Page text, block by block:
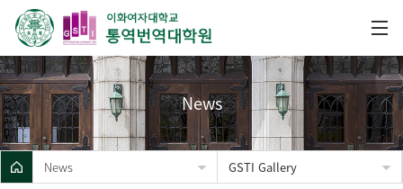
News
News GSTI Gallery